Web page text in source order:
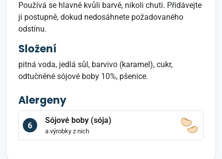
Používá se hlavně kvůli barvě, nikoli chuti. Přidávejte
ji postupně, dokud nedosáhnete požadovaného
odstínu.
Složení
pitná voda, jedlá sůl, barvivo (karamel), cukr,
odtučněné sójové boby 10%, pšenice.
Alergeny
6
Sójové boby (sója)
a výrobky z nich